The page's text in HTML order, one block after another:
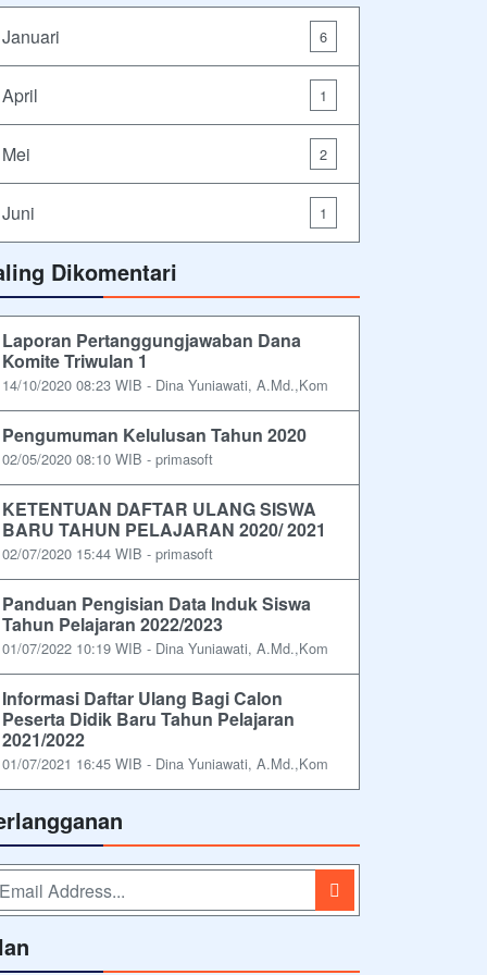
Januari 6
April 1
Mei 2
Juni 1
Dikomentari
Laporan Pertanggungjawaban Dana
Komite Triwulan 1
14/10/2020 08:23 WIB - Dina Yuniawati, A.Md.,Kom
Pengumuman Kelulusan Tahun 2020
02/05/2020 08:10 WIB - primasoft
KETENTUAN DAFTAR ULANG SISWA
BARU TAHUN PELAJARAN 2020/ 2021
02/07/2020 15:44 WIB - primasoft
Panduan Pengisian Data Induk Siswa
Tahun Pelajaran 2022/2023
01/07/2022 10:19 WIB - Dina Yuniawati, A.Md.,Kom
Informasi Daftar Ulang Bagi Calon
Peserta Didik Baru Tahun Pelajaran
2021/2022
01/07/2021 16:45 WIB - Dina Yuniawati, A.Md.,Kom